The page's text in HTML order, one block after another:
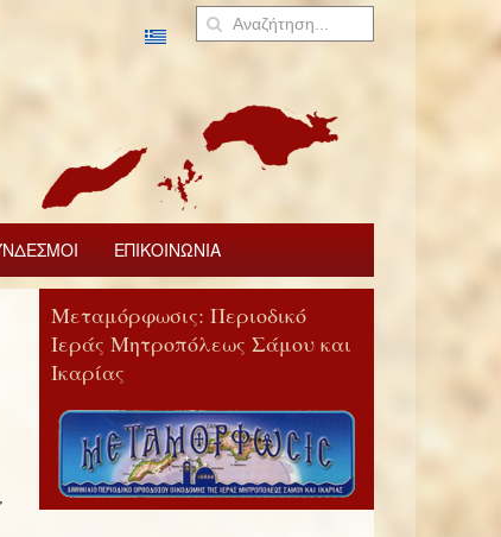
ΕΠΙΚΟΙΝΩΝΙΑ
Μεταμόρφωσις: Περιοδικό
Ιεράς Μητροπόλεως Σάμου και
Ικαρίας